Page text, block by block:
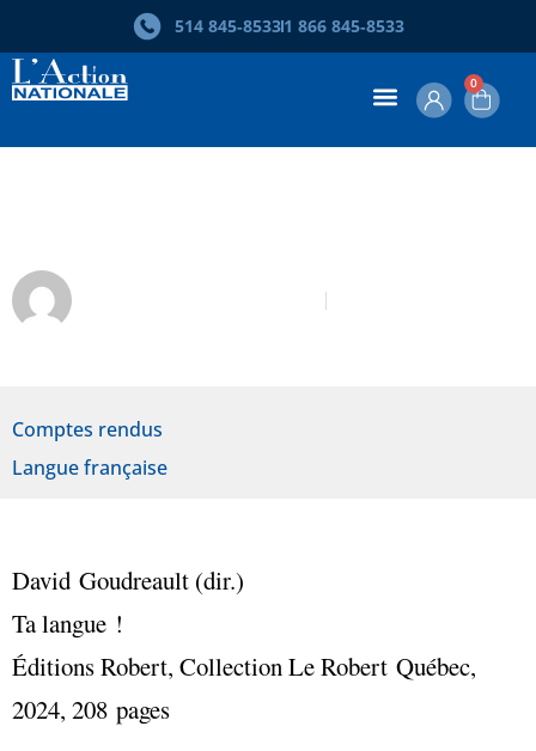
514 845‑85331 866 845‑8533
0
Comptes rendus
Langue française
David Goudreault (dir.)
Ta langue !
Éditions Robert, Collection Le Robert Québec,
2024, 208 pages